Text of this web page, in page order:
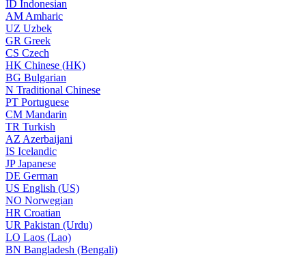
ID Indonesian
AM Amharic
UZ Uzbek
GR Greek
CS Czech
HK Chinese (HK)
BG Bulgarian
N Traditional Chinese
PT Portuguese
CM Mandarin
TR Turkish
AZ Azerbaijani
IS Icelandic
JPJapanese
DE German
US English (US)
NO Norwegian
HR Croatian
UR Pakistan (Urdu)
LO Laos (Lao)
BN Bangladesh (Bengali)